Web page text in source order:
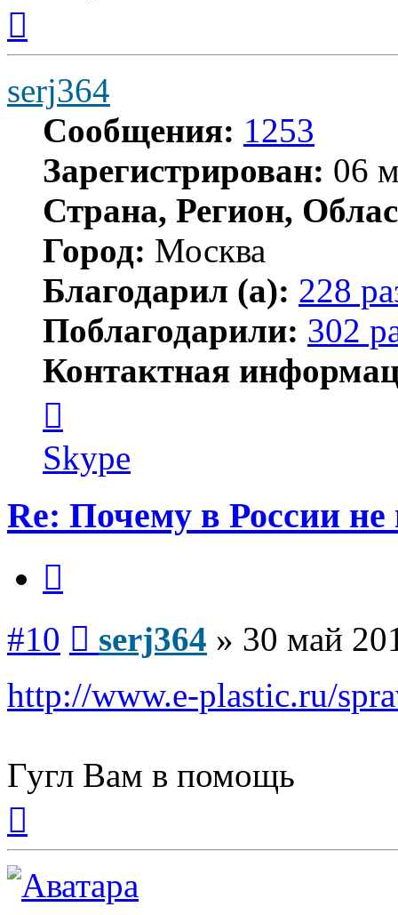
началу
serj364
Сообщения: 1253
Зарегистрирован: 06
Страна, Регион,
Город: Москва
Благодарил (а): 228
Поблагодарили: 302
Контактная
пользователя
serj364
Skype
Re: Почему в России не
#10 serj364 » 30 май
http://www.e-plastic.ru/
Гугл Вам в помощь
началу